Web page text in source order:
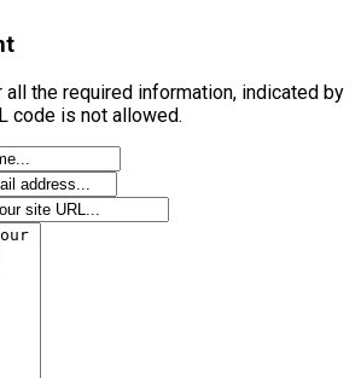
all the required information, indicated by
code is not allowed.